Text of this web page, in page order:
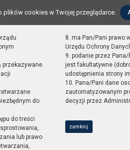
plików cookies w Twojej przeglądarce.
przekazywane
do
do treści
lub prawo
8. ma Pan/Pani prawo
Urzędu Ochrony
9. podanie przez
jest fakultatywne
udostępnienia strony
10. Pana/Pani dane
zautomatyzowanym
decyzji przez
zamknij